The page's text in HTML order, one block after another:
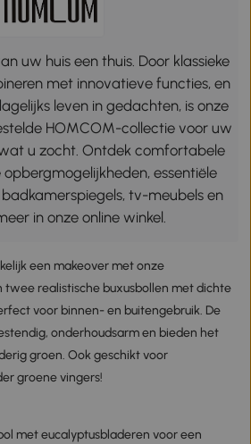
uw huis een thuis. Door klassieke
met innovatieve functies, en
leven in gedachten, is onze
HOMCOM-collectie voor uw
u zocht. Ontdek comfortabele
essentiële
tv-meubels en
in onze online winkel.
een makeover met onze
twee realistische buxusbollen met dichte
voor binnen- en buitengebruik. De
onderhoudsarm en bieden het
groen. Ook geschikt voor
groene vingers!
met eucalyptusbladeren voor een